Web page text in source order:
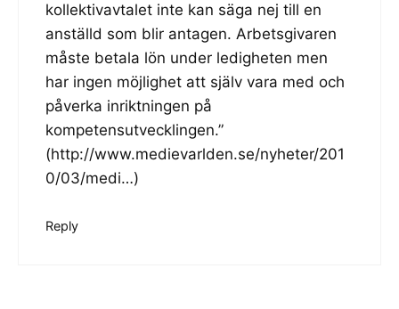
kollektivavtalet inte kan säga nej till en
anställd som blir antagen. Arbetsgivaren
måste betala lön under ledigheten men
har ingen möjlighet att själv vara med och
påverka inriktningen på
kompetensutvecklingen.”
(http://www.medievarlden.se/nyheter/201
0/03/medi…)
Reply